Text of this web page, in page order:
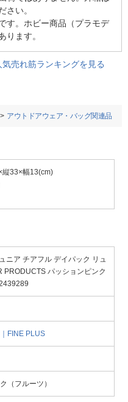
さい。
す。ホビー商品（プラモデ
ります。
売れ筋ランキングを見る
アウトドアウェア・バッグ関連品
縦33×幅13(cm)
ニア チアフル デイパック リュ
PRODUCTS パッションピンク
FINE PLUS
（フルーツ）